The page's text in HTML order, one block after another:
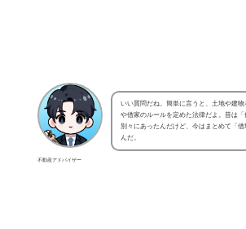
不動産アドバイザー
いい質問だね。簡単に言うと、土地や建
や借家のルールを定めた法律だよ。昔は
別々にあったんだけど、今はまとめて「
んだ。